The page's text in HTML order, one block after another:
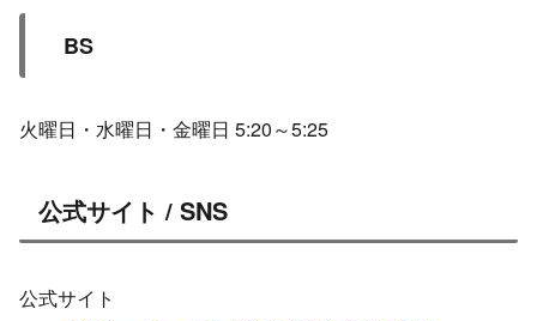
BS
火曜日・水曜日・金曜日 5:20～5:25
公式サイト / SNS
公式サイト